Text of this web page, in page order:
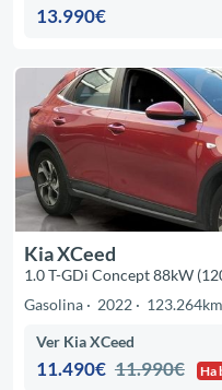
13.990€
Kia XCeed
1.0 T-GDi Concept 88kW
Gasolina
2022 123.264km
Ver Kia XCeed
11.490€ 11.990€ Ha